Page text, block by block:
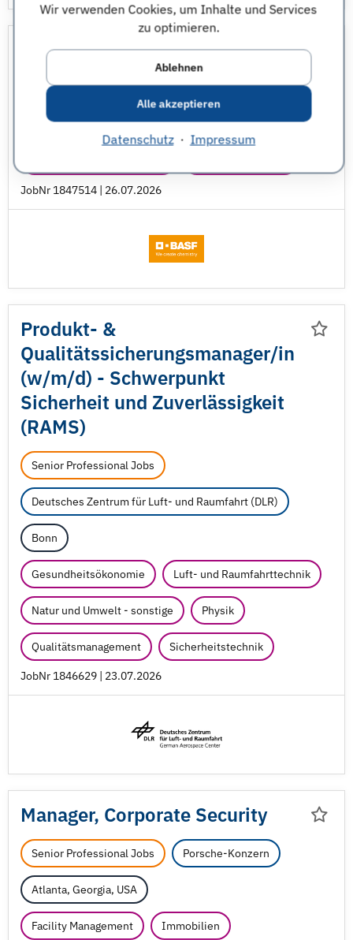
Wir verwenden Cookies, um Inhalte und Services
zu optimieren.
Ablehnen
Alle akzeptieren
Datenschutz· Impressum
Assistant Manager - EHS
Senior Professional Jobs BASF SE Thailand
Chemieingenieurwesen & Verfahrenstechnik
JobNr 1847514 | 26.07.2026
Produkt- &
Qualitätssicherungsmanager/in
(w/m/d) - Schwerpunkt
Sicherheit und Zuverlässigkeit
(RAMS)
Senior Professional Jobs
Deutsches Zentrum für Luft- und Raumfahrt (DLR)
Bonn
Gesundheitsökonomie Luft- und Raumfahrttechnik
Natur und Umwelt - sonstige Physik
Qualitätsmanagement Sicherheitstechnik
JobNr 1846629 | 23.07.2026
Manager, Corporate Security
Senior Professional Jobs Porsche-Konzern
Atlanta, Georgia, USA
Facility Management Immobilien